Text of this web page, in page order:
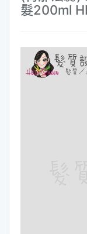
髮200ml